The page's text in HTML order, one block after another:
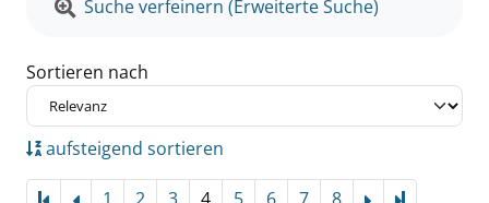
Suche verfeinern (Erweiterte Suche)
Sortieren nach
aufsteigend sortieren